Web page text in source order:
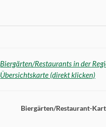
Biergärten/Restaurants in der
Übersichtskarte (direkt klicken)
Biergärten/Restaurant-